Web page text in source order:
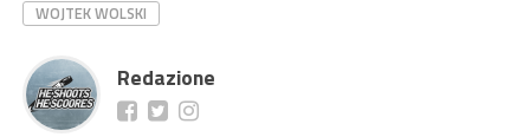
WOJTEK WOLSKI
Redazione